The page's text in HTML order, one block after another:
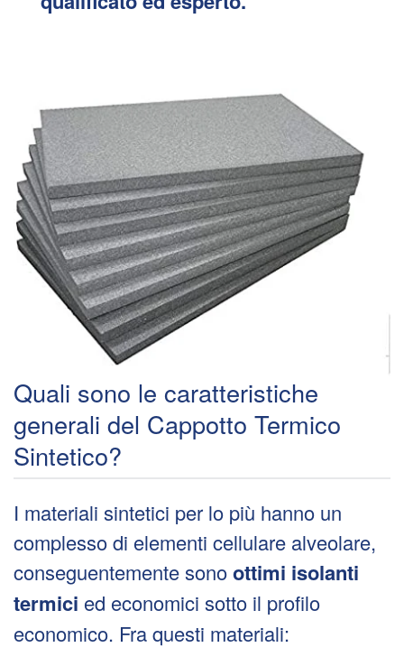
Quali sono le caratteristiche
generali del Cappotto Termico
Sintetico?
I materiali sintetici per lo più hanno un
complesso di elementi cellulare alveolare,
conseguentemente sonoottimi isolanti
termici ed economici sotto il profilo
economico. Fra questi materiali: